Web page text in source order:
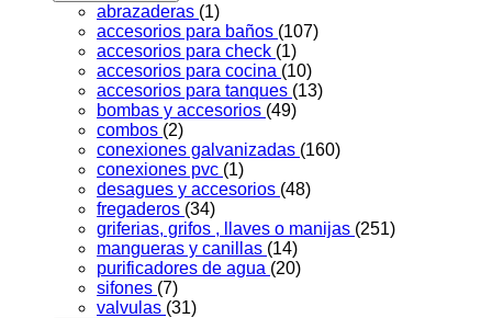
abrazaderas (1)
accesorios para baños (107)
accesorios para check (1)
accesorios para cocina (10)
accesorios para tanques (13)
bombas y accesorios (49)
combos (2)
conexiones galvanizadas (160)
conexiones pvc (1)
desagues y accesorios (48)
fregaderos (34)
griferias, grifos , llaves o manijas (251)
mangueras y canillas (14)
purificadores de agua (20)
sifones (7)
valvulas (31)